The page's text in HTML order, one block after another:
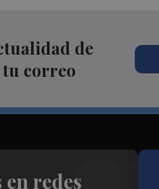
de
correo
en redes